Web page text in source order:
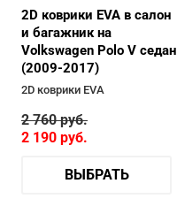
2D коврики EVA в салон
и багажник на
Volkswagen Polo V седан
(2009-2017)
2D коврики EVA
2 760руб.
2 190 руб.
ВЫБРАТЬ